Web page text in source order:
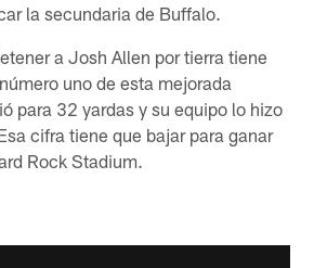
la secundaria de Buffalo.
a Josh Allen por tierra tiene
uno de esta mejorada
para 32 yardas y su equipo lo hizo
cifra tiene que bajar para ganar
Rock Stadium.